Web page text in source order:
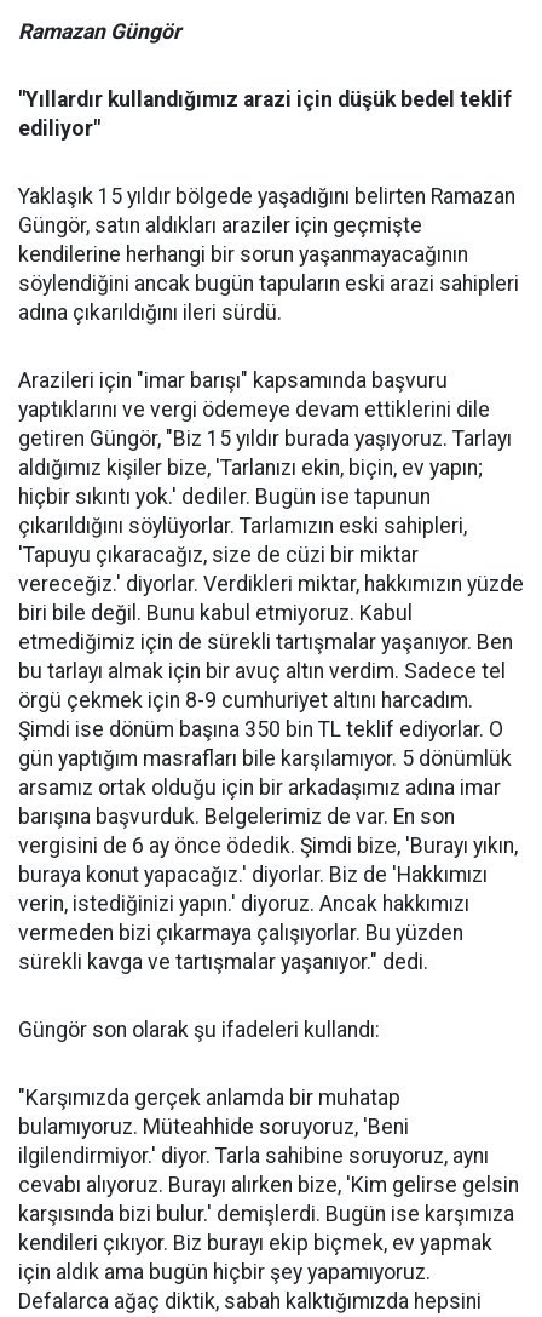
Ramazan Güngör
"Yıllardır kullandığımız arazi için düşük bedel teklif
ediliyor"
Yaklaşık 15 yıldır bölgede yaşadığını belirten Ramazan
Güngör, satın aldıkları araziler için geçmişte
kendilerine herhangi bir sorun yaşanmayacağının
söylendiğini ancak bugün tapuların eski arazi sahipleri
adına çıkarıldığını ileri sürdü.
Arazileri için "imar barışı" kapsamında başvuru
yaptıklarını ve vergi ödemeye devam ettiklerini dile
getiren Güngör, "Biz 15 yıldır burada yaşıyoruz. Tarlayı
aldığımız kişiler bize, 'Tarlanızı ekin, biçin, ev yapın;
hiçbir sıkıntı yok.' dediler. Bugün ise tapunun
çıkarıldığını söylüyorlar. Tarlamızın eski sahipleri,
'Tapuyu çıkaracağız, size de cüzi bir miktar
vereceğiz.' diyorlar. Verdikleri miktar, hakkımızın yüzde
biri bile değil. Bunu kabul etmiyoruz. Kabul
etmediğimiz için de sürekli tartışmalar yaşanıyor. Ben
bu tarlayı almak için bir avuç altın verdim. Sadece tel
örgü çekmek için 8-9 cumhuriyet altını harcadım.
Şimdi ise dönüm başına 350 bin TL teklif ediyorlar. O
gün yaptığım masrafları bile karşılamıyor. 5 dönümlük
arsamız ortak olduğu için bir arkadaşımız adına imar
barışına başvurduk. Belgelerimiz de var. En son
vergisini de 6 ay önce ödedik. Şimdi bize, 'Burayı yıkın,
buraya konut yapacağız.' diyorlar. Biz de 'Hakkımızı
verin, istediğinizi yapın.' diyoruz. Ancak hakkımızı
vermeden bizi çıkarmaya çalışıyorlar. Bu yüzden
sürekli kavga ve tartışmalar yaşanıyor." dedi.
Güngör son olarak şu ifadeleri kullandı:
"Karşımızda gerçek anlamda bir muhatap
bulamıyoruz. Müteahhide soruyoruz, 'Beni
ilgilendirmiyor.' diyor. Tarla sahibine soruyoruz, aynı
cevabı alıyoruz. Burayı alırken bize, 'Kim gelirse gelsin
karşısında bizi bulur.' demişlerdi. Bugün ise karşımıza
kendileri çıkıyor. Biz burayı ekip biçmek, ev yapmak
için aldık ama bugün hiçbir şey yapamıyoruz.
Defalarca ağaç diktik, sabah kalktığımızda hepsini